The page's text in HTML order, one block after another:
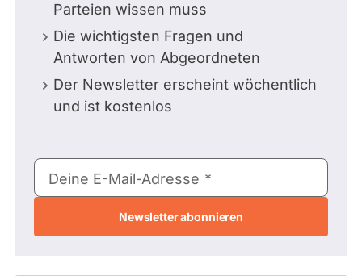
Parteien wissen muss
Die wichtigsten Fragen und
Antworten von Abgeordneten
Der Newsletter erscheint wöchentlich
und ist kostenlos
E-
Mail-
Deine E-Mail-Adresse